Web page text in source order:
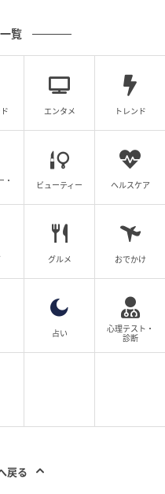
ってよかったワケ
高価でした。毛深いの
だったため、軽く50万
。当時はニードル式と
はチケットも残したま
覧
エンタメ トレンド
・
ビューティー ヘルスケア
グルメ おでかけ
占い
心理テスト・
診断
戻る